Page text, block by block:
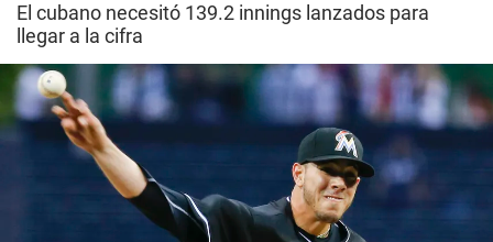
El cubano necesitó 139.2 innings lanzados para
llegar a la cifra